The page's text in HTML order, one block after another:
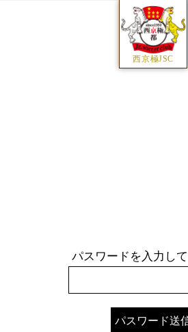
西京極JSC
パスワードを入力し